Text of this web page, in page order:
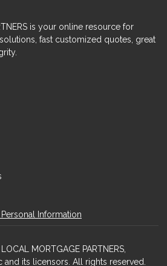
is your online resource for
fast customized quotes, great
Information
MORTGAGE PARTNERS,
and its licensors. All rights reserved.